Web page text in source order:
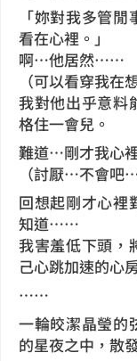
「妳對我多管
看在心裡。」
啊…他居然……
（可以看穿我在
我對他出乎意料
格住一會兒。
難道…剛才我心
（討厭…不會吧
回想起剛才心裡
知道……
我害羞低下頭，
己心跳加速的心
……
一輪皎潔晶瑩的
的星夜之中，散